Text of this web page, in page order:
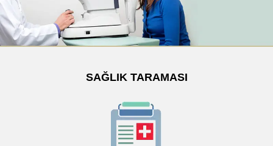
Previous
SAĞLIK TARAMASI